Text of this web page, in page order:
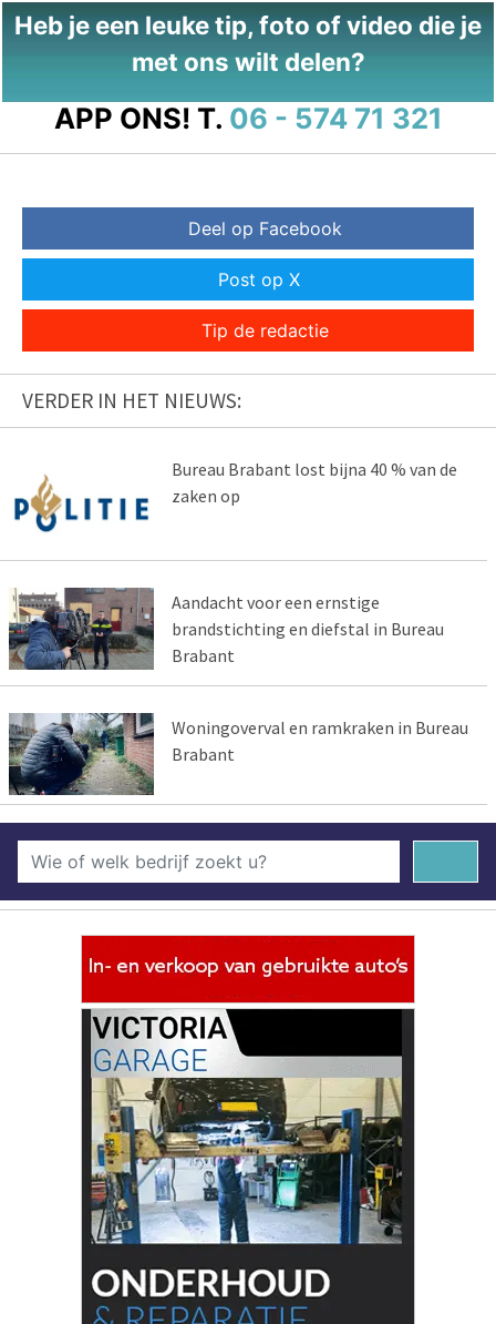
Heb je een leuke tip, foto of video die je
met ons wilt delen?
APP ONS! T. 06 - 574 71 321
Deel op Facebook
Post op X
Tip de redactie
VERDER IN HET NIEUWS:
Bureau Brabant lost bijna 40 % van de
zaken op
Aandacht voor een ernstige
brandstichting en diefstal in Bureau
Brabant
Woningoverval en ramkraken in Bureau
Brabant